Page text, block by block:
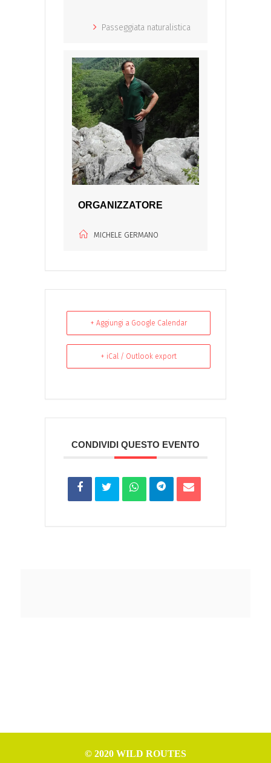
Passeggiata naturalistica
ORGANIZZATORE
MICHELE GERMANO
+ Aggiungi a Google Calendar
+ iCal / Outlook export
CONDIVIDI QUESTO EVENTO
© 2020 WILD ROUTES